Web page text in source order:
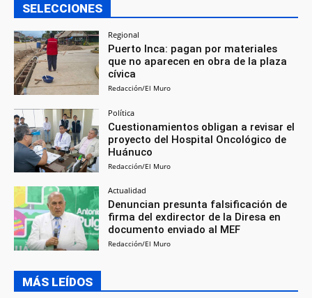
SELECCIONES
Regional
Puerto Inca: pagan por materiales
que no aparecen en obra de la plaza
cívica
Redacción/El Muro
Política
Cuestionamientos obligan a revisar el
proyecto del Hospital Oncológico de
Huánuco
Redacción/El Muro
Actualidad
Denuncian presunta falsificación de
firma del exdirector de la Diresa en
documento enviado al MEF
Redacción/El Muro
MÁS LEÍDOS